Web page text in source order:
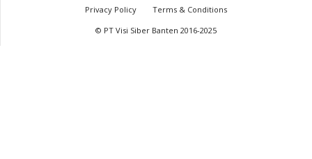
Privacy Policy
Terms & Conditions
© PT Visi Siber Banten 2016-2025